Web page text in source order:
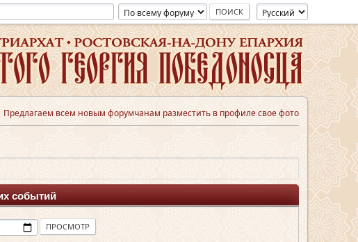
Предлагаем всем новым форумчанам разместить в профиле свое фото
событий